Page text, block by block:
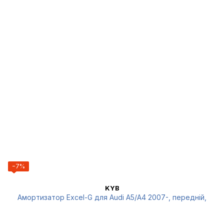
−7%
KYB
Амортизатор Excel-G для Audi A5/A4 2007-, передній,